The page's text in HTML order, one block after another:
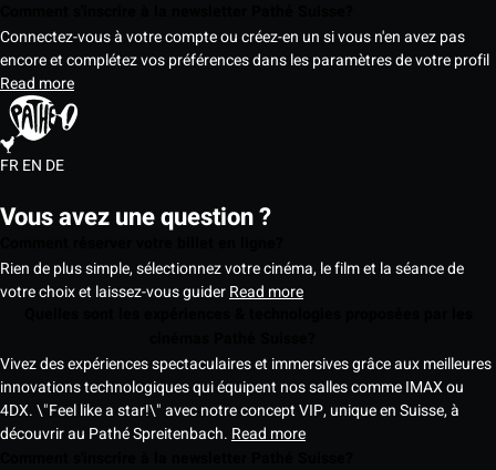
Connectez-vous à votre compte ou créez-en un si vous n'en avez pas
encore et complétez vos préférences dans les paramètres de votre profil
Read more
FREN DE
Vous avez une question ?
Rien de plus simple, sélectionnez votre cinéma, le film et la séance de
votre choix et laissez-vous guiderRead more
Vivez des expériences spectaculaires et immersives grâce aux meilleures
innovations technologiques qui équipent nos salles comme IMAX ou
4DX. \"Feel like a star!\" avec notre concept VIP, unique en Suisse, à
découvrir au Pathé Spreitenbach. Read more